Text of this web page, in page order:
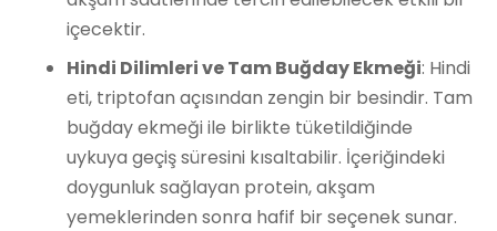
içecektir.
Hindi Dilimleri ve Tam Buğday Ekmeği: Hindi
eti, triptofan açısından zengin bir besindir. Tam
buğday ekmeği ile birlikte tüketildiğinde
uykuya geçiş süresini kısaltabilir. İçeriğindeki
doygunluk sağlayan protein, akşam
yemeklerinden sonra hafif bir seçenek sunar.